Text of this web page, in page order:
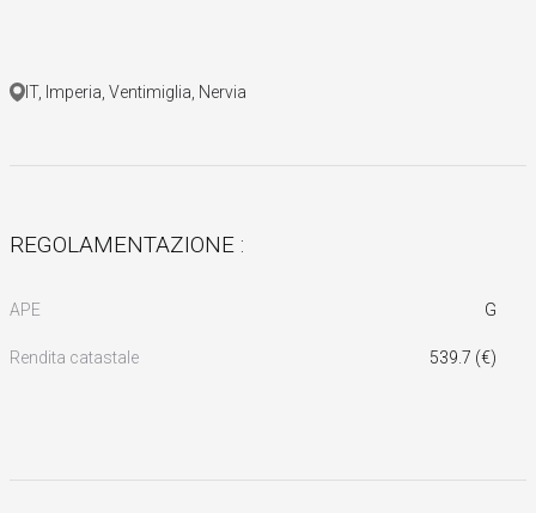
IT, Imperia, Ventimiglia, Nervia
REGOLAMENTAZIONE :
APE G
Rendita catastale 539.7 (€)